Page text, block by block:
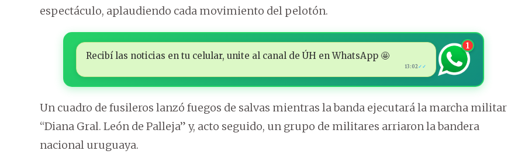
espectáculo, aplaudiendo cada movimiento del pelotón.
Recibí las noticias en tu celular, unite al canal de ÚH en WhatsApp 🤩
13:02✓✓
1
Un cuadro de fusileros lanzó fuegos de salvas mientras la banda ejecutará la marcha militar
“Diana Gral. León de Palleja” y, acto seguido, un grupo de militares arriaron la bandera
nacional uruguaya.